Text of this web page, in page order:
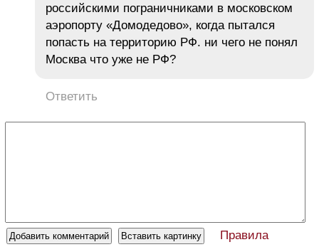
российскими пограничниками в московском
аэропорту «Домодедово», когда пытался
попасть на территорию РФ. ни чего не понял
Москва что уже не РФ?
Ответить
Правила